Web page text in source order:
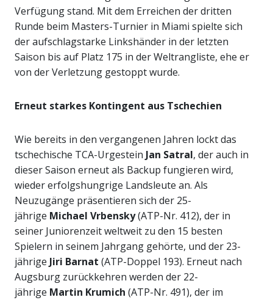
Verfügung stand. Mit dem Erreichen der dritten
Runde beim Masters-Turnier in Miami spielte sich
der aufschlagstarke Linkshänder in der letzten
Saison bis auf Platz 175 in der Weltrangliste, ehe er
von der Verletzung gestoppt wurde.
Erneut starkes Kontingent aus Tschechien
Wie bereits in den vergangenen Jahren lockt das
tschechische TCA-Urgestein Jan Satral, der auch in
dieser Saison erneut als Backup fungieren wird,
wieder erfolgshungrige Landsleute an. Als
Neuzugänge präsentieren sich der 25-
jährige Michael Vrbensky(ATP-Nr. 412), der in
seiner Juniorenzeit weltweit zu den 15 besten
Spielern in seinem Jahrgang gehörte, und der 23-
jährige Jiri Barnat (ATP-Doppel 193). Erneut nach
Augsburg zurückkehren werden der 22-
jährige Martin Krumich (ATP-Nr. 491), der im